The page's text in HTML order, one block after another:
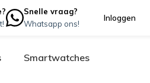
Snelle vraag?
Whatsapp ons!
Inloggen
Smartwatches